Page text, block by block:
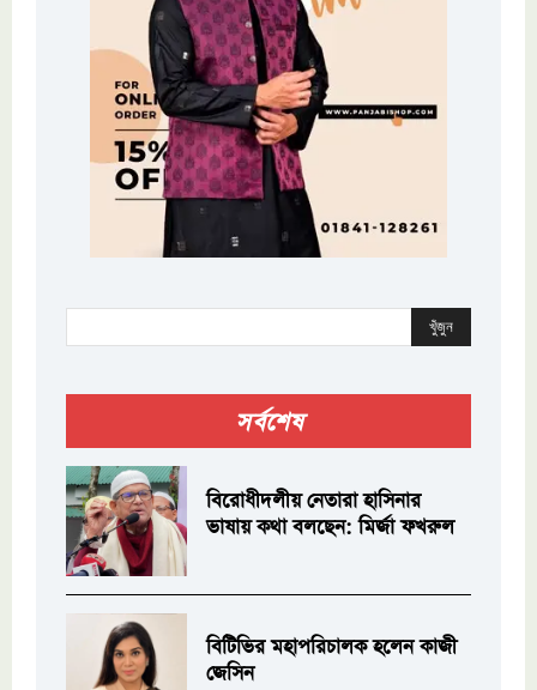
খুঁজুন
সর্বশেষ
বিরোধীদলীয় নেতারা হাসিনার
ভাষায় কথা বলছেন: মির্জা ফখরুল
বিটিভির মহাপরিচালক হলেন কাজী
জেসিন